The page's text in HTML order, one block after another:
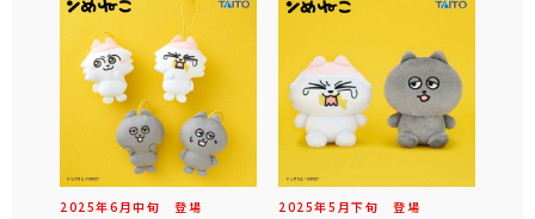
2025年6 月中旬 登場 2025年5 月下旬 登場